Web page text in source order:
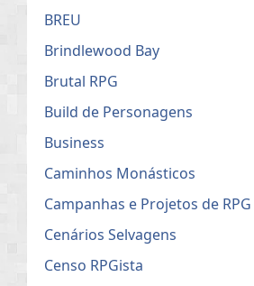
BREU
Brindlewood Bay
Brutal RPG
Build de Personagens
Business
Caminhos Monásticos
Campanhas e Projetos de RPG
Cenários Selvagens
Censo RPGista